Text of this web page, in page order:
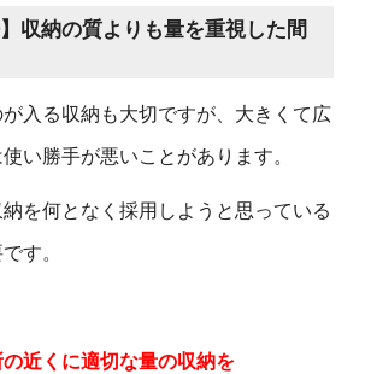
収納の質よりも量を重視した間
入る収納も大切ですが、大きくて広
い勝手が悪いことがあります。
を何となく採用しようと思っている
す。
近くに適切な量の収納を